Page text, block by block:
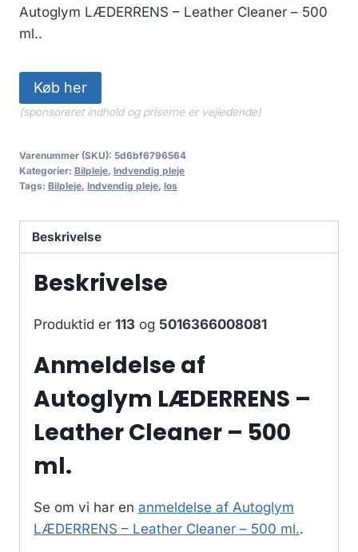
Autoglym LÆDERRENS – Leather Cleaner – 500
ml..
Køb her
(sponsoreret indhold og priserne er vejledende)
Varenummer (SKU): 5d6bf6796564
Kategorier: Bilpleje, Indvendig pleje
Tags: Bilpleje, Indvendig pleje, los
Beskrivelse
Beskrivelse
Produktid er 113 og 5016366008081
Anmeldelse af
Autoglym LÆDERRENS –
Leather Cleaner – 500
ml.
Se om vi har en anmeldelse af Autoglym
LÆDERRENS – Leather Cleaner – 500 ml..